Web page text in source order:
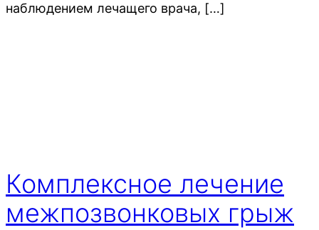
наблюдением лечащего врача, […]
Комплексное лечение
межпозвонковых грыж